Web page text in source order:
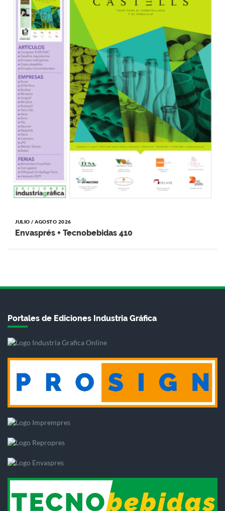
JULIO / AGOSTO 2026
Envasprés + Tecnobebidas 410
Portales de Ediciones Industria Gráfica